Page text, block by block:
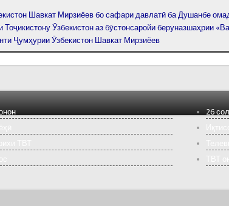
Шавкат Мирзиёев бо сафари давлатӣ ба Душанбе
Ӯзбекистон аз бӯстонсаройи беруназшаҳрии
Ҷумҳурии Ӯзбекистон Шавкат Мирзиёев
26